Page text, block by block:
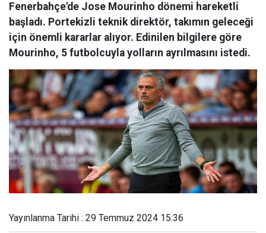
Fenerbahçe'de Jose Mourinho dönemi hareketli
başladı. Portekizli teknik direktör, takımın geleceği
için önemli kararlar alıyor. Edinilen bilgilere göre
Mourinho, 5 futbolcuyla yolların ayrılmasını istedi.
Yayınlanma Tarihi : 29 Temmuz 2024 15:36